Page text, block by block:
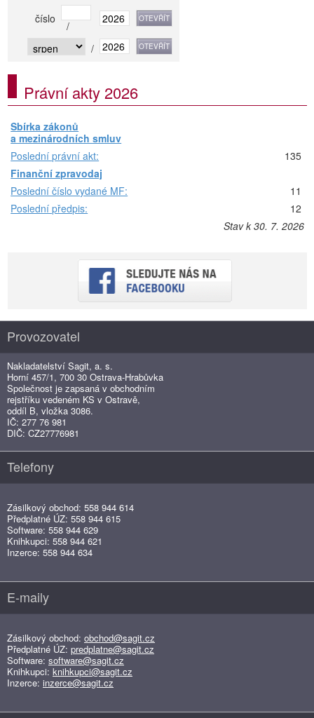
číslo
/
/
Právní akty 2026
Sbírka zákonů
a mezinárodních smluv
Poslední právní akt:
135
Finanční zpravodaj
Poslední číslo vydané MF:
11
Poslední předpis:
12
Stav k 30. 7. 2026
Provozovatel
Nakladatelství Sagit, a. s.
Horní 457/1, 700 30 Ostrava-Hrabůvka
Společnost je zapsaná v obchodním
rejstříku vedeném KS v Ostravě,
oddíl B, vložka 3086.
IČ: 277 76 981
DIČ: CZ27776981
Telefony
Zásilkový obchod: 558 944 614
Předplatné ÚZ: 558 944 615
Software: 558 944 629
Knihkupci: 558 944 621
Inzerce: 558 944 634
E-maily
Zásilkový obchod: obchod@sagit.cz
Předplatné ÚZ: predplatne@sagit.cz
Software: software@sagit.cz
Knihkupci: knihkupci@sagit.cz
Inzerce: inzerce@sagit.cz